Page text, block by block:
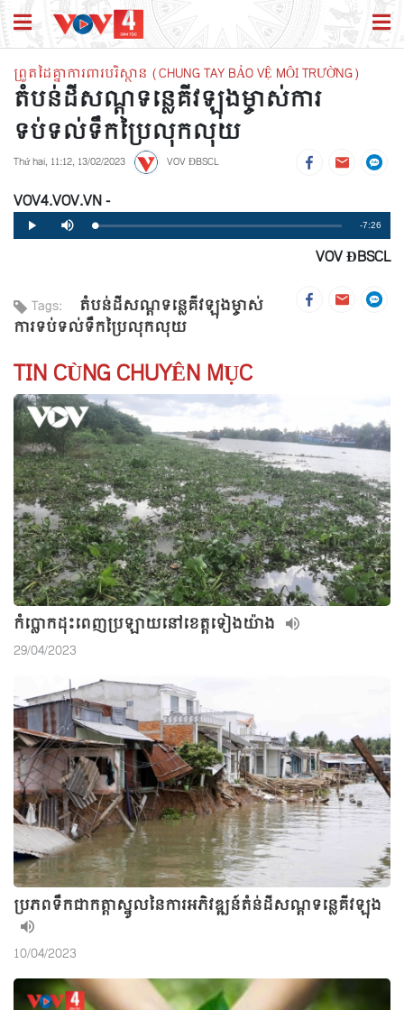
ព្រួតដៃគ្នាការពារបរិស្ថាន (CHUNG TAY BẢO VỆ MÔI TRƯỜNG)
តំបន់ដីសណ្តទន្លេគីវឡុងម្ចាស់ការ
ទប់ទល់ទឹកប្រៃលុកលុយ
Thứ hai, 11:12, 13/02/2023 VOV ĐBSCL
VOV4.VOV.VN -
Play Mute Loaded:
0%
Progress:
0%
Remaining
Time
-7:26
VOV ĐBSCL
Tags:
តំបន់ដីសណ្តទន្លេគីវឡុងម្ចាស់
ការទប់ទល់ទឹកប្រៃលុកលុយ
TIN CÙNG CHUYÊN MỤC
កំប្លោកដុះពេញប្រឡាយនៅខេត្តទៀងយ៉ាង
29/04/2023
ប្រភពទឹកជាកត្តាស្នូលនៃការអភិវឌ្ឍន៍តំន់ដីសណ្តទន្លេគីវឡុង
10/04/2023